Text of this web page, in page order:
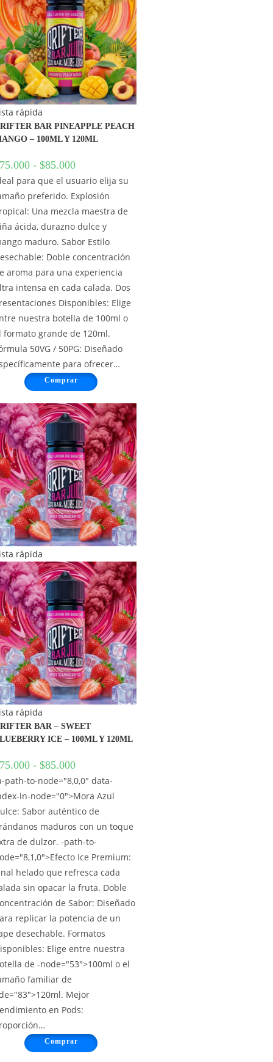
rápida
BAR PINEAPPLE PEACH
– 100ML Y 120ML
75.000 - $85.000
para que el usuario elija su
preferido. Explosión
Una mezcla maestra de
ácida, durazno dulce y
maduro. Sabor Estilo
Doble concentración
aroma para una experiencia
intensa en cada calada. Dos
Disponibles: Elige
nuestra botella de 100ml o
formato grande de 120ml.
50VG / 50PG: Diseñado
para ofrecer…
Comprar
rápida
rápida
BAR – SWEET
ICE – 100ML Y 120ML
75.000 - $85.000
path-to-node="8,0,0" data-
in-node="0">Mora Azul
Sabor auténtico de
maduros con un toque
de dulzor. -path-to-
Ice Premium:
helado que refresca cada
sin opacar la fruta. Doble
de Sabor: Diseñado
replicar la potencia de un
desechable. Formatos
Elige entre nuestra
de -node="53">100ml o el
familiar de
Mejor
en Pods:
Comprar